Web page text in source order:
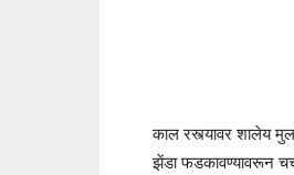
काल रस्त्यावर शालेय
झेंडा फडकावण्यावरून